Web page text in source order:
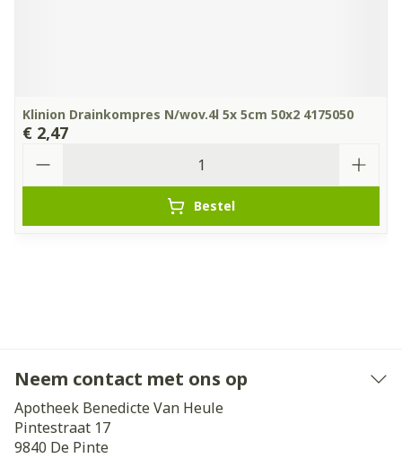
Klinion Drainkompres N/wov.4l 5x 5cm 50x2 4175050
€ 2,47
Bestel
Neem contact met ons op
Apotheek Benedicte Van Heule
Pintestraat 17
9840 De Pinte